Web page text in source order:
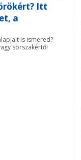
Itt
a
is ismered?
sörszakértő!